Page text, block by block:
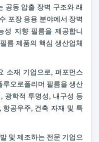
공동 압출 장벽 구조와 래
포장 응용 분야에서 장벽
성 지향 필름을 제공합니
름 제품의 핵심 생산업체
소재 기업으로, 퍼포먼스
루오로폴리머 필름을 생산
광학적 투명성, 내구성 등
공우주, 건축 자재 및 특
및 제조하는 전문 기업으